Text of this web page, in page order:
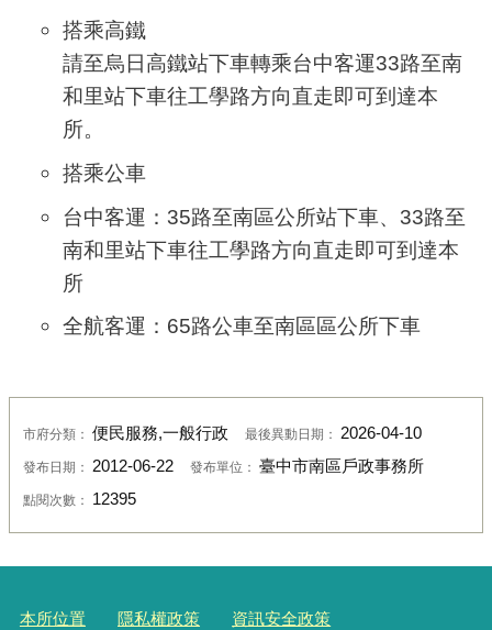
搭乘高鐵
請至烏日高鐵站下車轉乘台中客運33路至南
和里站下車往工學路方向直走即可到達本
所。
搭乘公車
台中客運 ： 35路至南區公所站下車、33路至
南和里站下車往工學路方向直走即可到達本
所
全航客運 ：65路公車至南區區公所下車
市府分類： 便民服務,一般行政 最後異動日期： 2026-04-10
發布日期： 2012-06-22 發布單位： 臺中市南區戶政事務所
點閱次數： 12395
本所位置 隱私權政策 資訊安全政策